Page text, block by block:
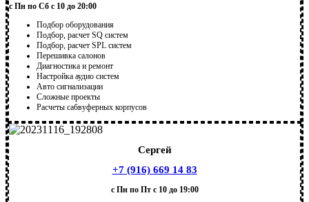
с Пн по Сб с 10 до 20:00
Подбор оборудования
Подбор, расчет SQ систем
Подбор, расчет SPL систем
Перешивка салонов
Диагностика и ремонт
Настройка аудио систем
Авто сигнализации
Сложные проекты
Расчеты сабвуферных корпусов
Сергей
+7 (916) 669 14 83
с Пн по Пт с 10 до 19:00